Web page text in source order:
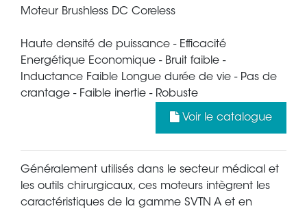
Moteur Brushless DC Coreless
Haute densité de puissance - Efficacité
Energétique Economique - Bruit faible -
Inductance Faible Longue durée de vie - Pas de
crantage - Faible inertie - Robuste
Voir le catalogue
Généralement utilisés dans le secteur médical et
les outils chirurgicaux, ces moteurs intègrent les
caractéristiques de la gamme SVTN A et en